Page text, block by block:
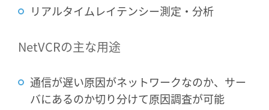
リアルタイムレイテンシー測定・分析
NetVCRの主な用途
通信が遅い原因がネットワークなのか、サー
バにあるのか切り分けて原因調査が可能